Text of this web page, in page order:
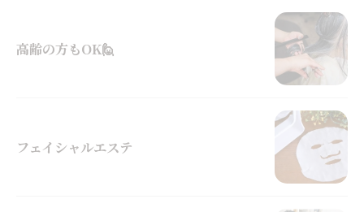
高齢の方もOK🙋
フェイシャルエステ